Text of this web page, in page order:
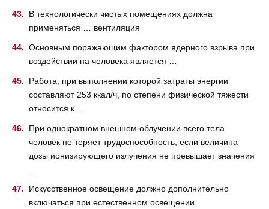
В технологически чистых помещениях должна
применяться … вентиляция
Основным поражающим фактором ядерного взрыва при
воздействии на человека является …
Работа, при выполнении которой затраты энергии
составляют 253 ккал/ч, по степени физической тяжести
относится к …
При однократном внешнем облучении всего тела
человек не теряет трудоспособность, если величина
дозы ионизирующего излучения не превышает значения
Искусственное освещение должно дополнительно
включаться при естественном освещении